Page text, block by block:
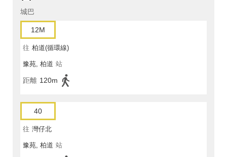
城巴
12M
往 柏道(循環線)
豫苑, 柏道 站
距離 120m
40
往 灣仔北
豫苑, 柏道 站